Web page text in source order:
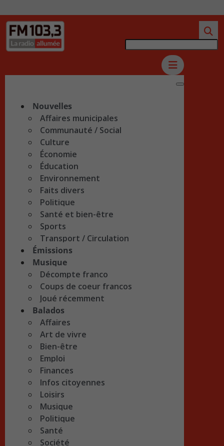
Nouvelles
Affaires municipales
Communauté / Social
Culture
Économie
Éducation
Environnement
Faits divers
Politique
Santé et bien-être
Sports
Transport / Circulation
Émissions
Musique
Décompte franco
Coups de coeur francos
Joué récemment
Balados
Affaires
Art de vivre
Bien-être
Emploi
Finances
Infos citoyennes
Loisirs
Musique
Politique
Santé
Société